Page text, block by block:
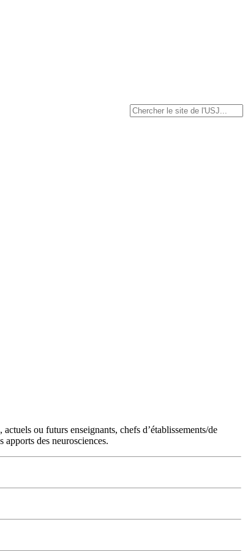
ou futurs enseignants, chefs d’établissements/de
apports des neurosciences.